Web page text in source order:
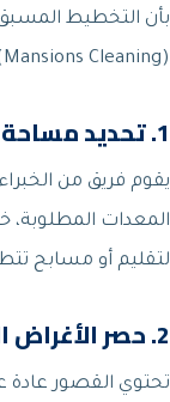
بأن التخطيط
(Mansions Cleaning). لذا نقوم بالخطوات التالية قبل البدء:
1. تحديد مساحة القصر وملحقاته
يقوم فريق من
المعدات المطلوبة،
لتقليم أو مسابح
2. حصر الأغراض الثمينة والتحف
تحتوي القصور عادة